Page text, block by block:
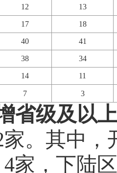
12 13
17 18
40 41
38 34
14 11
7 3
省级及以
家。其中，
4家，下陆区